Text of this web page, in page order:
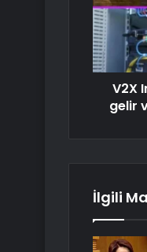
V2X
gelir
İlgili